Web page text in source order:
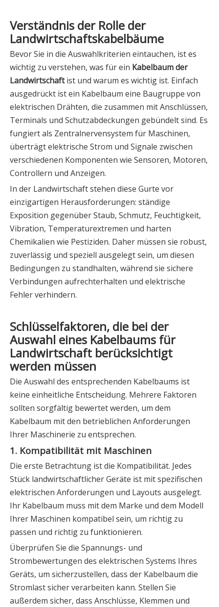
Verständnis der Rolle der
Landwirtschaftskabelbäume
Bevor Sie in die Auswahlkriterien eintauchen, ist es
wichtig zu verstehen, was für ein Kabelbaum der
Landwirtschaftist und warum es wichtig ist. Einfach
ausgedrückt ist ein Kabelbaum eine Baugruppe von
elektrischen Drähten, die zusammen mit Anschlüssen,
Terminals und Schutzabdeckungen gebündelt sind. Es
fungiert als Zentralnervensystem für Maschinen,
überträgt elektrische Strom und Signale zwischen
verschiedenen Komponenten wie Sensoren, Motoren,
Controllern und Anzeigen.
In der Landwirtschaft stehen diese Gurte vor
einzigartigen Herausforderungen: ständige
Exposition gegenüber Staub, Schmutz, Feuchtigkeit,
Vibration, Temperaturextremen und harten
Chemikalien wie Pestiziden. Daher müssen sie robust,
zuverlässig und speziell ausgelegt sein, um diesen
Bedingungen zu standhalten, während sie sichere
Verbindungen aufrechterhalten und elektrische
Fehler verhindern.
Schlüsselfaktoren, die bei der
Auswahl eines Kabelbaums für
Landwirtschaft berücksichtigt
werden müssen
Die Auswahl des entsprechenden Kabelbaums ist
keine einheitliche Entscheidung. Mehrere Faktoren
sollten sorgfältig bewertet werden, um dem
Kabelbaum mit den betrieblichen Anforderungen
Ihrer Maschinerie zu entsprechen.
1. Kompatibilität mit Maschinen
Die erste Betrachtung ist die Kompatibilität. Jedes
Stück landwirtschaftlicher Geräte ist mit spezifischen
elektrischen Anforderungen und Layouts ausgelegt.
Ihr Kabelbaum muss mit dem Marke und dem Modell
Ihrer Maschinen kompatibel sein, um richtig zu
passen und richtig zu funktionieren.
Überprüfen Sie die Spannungs- und
Strombewertungen des elektrischen Systems Ihres
Geräts, um sicherzustellen, dass der Kabelbaum die
Stromlast sicher verarbeiten kann. Stellen Sie
außerdem sicher, dass Anschlüsse, Klemmen und